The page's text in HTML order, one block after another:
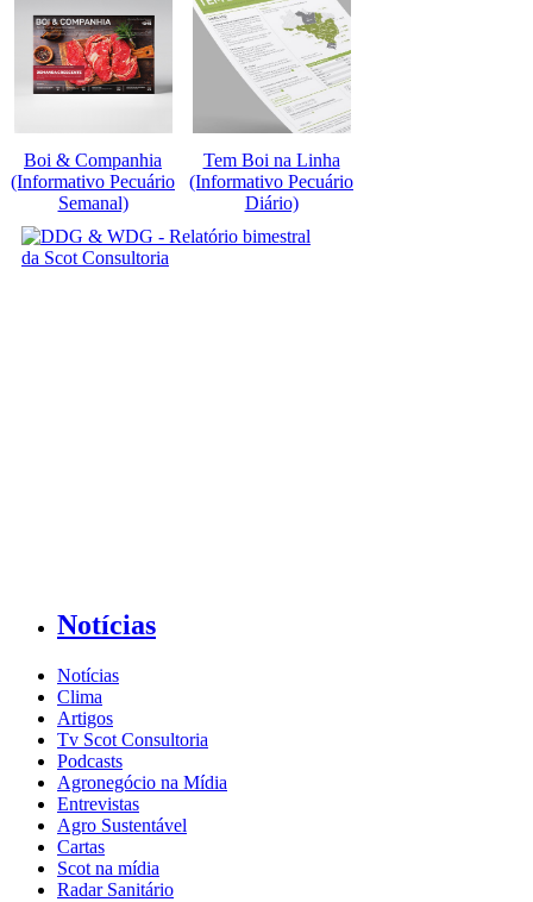
Boi & Companhia
(Informativo Pecuário
Semanal)
Tem Boi na Linha
(Informativo Pecuário
Diário)
Notícias
Notícias
Clima
Artigos
Tv Scot Consultoria
Podcasts
Agronegócio na Mídia
Entrevistas
Agro Sustentável
Cartas
Scot na mídia
Radar Sanitário